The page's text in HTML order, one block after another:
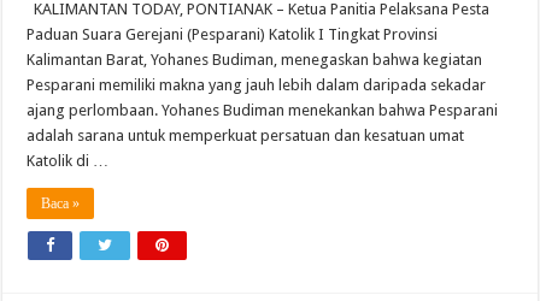
KALIMANTAN TODAY, PONTIANAK – Ketua Panitia Pelaksana Pesta
Paduan Suara Gerejani (Pesparani) Katolik I Tingkat Provinsi
Kalimantan Barat, Yohanes Budiman, menegaskan bahwa kegiatan
Pesparani memiliki makna yang jauh lebih dalam daripada sekadar
ajang perlombaan. Yohanes Budiman menekankan bahwa Pesparani
adalah sarana untuk memperkuat persatuan dan kesatuan umat
Katolik di …
Baca »